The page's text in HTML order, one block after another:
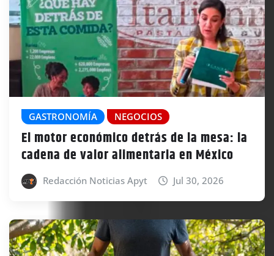
GASTRONOMÍA NEGOCIOS
El motor económico detrás de la mesa: la
cadena de valor alimentaria en México
Redacción Noticias Apyt Jul 30, 2026